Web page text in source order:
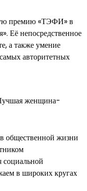
премию «ТЭФИ» в
Её непосредственное
а также умение
авторитетных
женщина-
общественной жизни
социальной
в широких кругах